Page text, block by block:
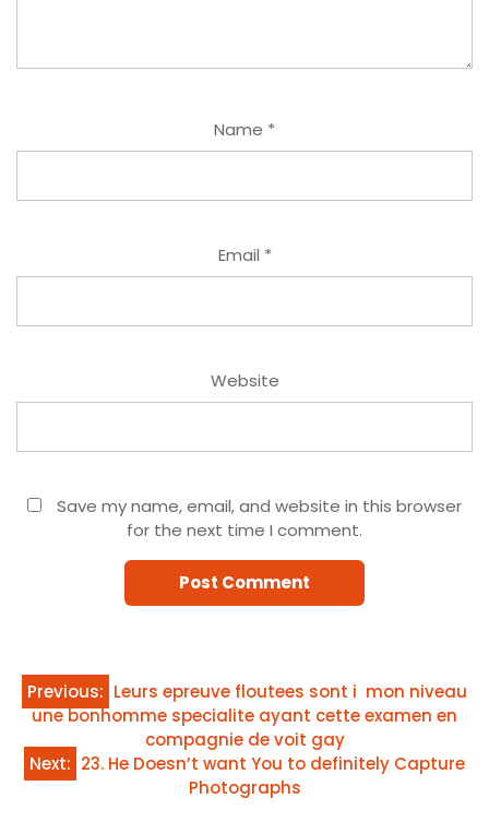
Name *
Email *
Website
Save my name, email, and website in this browser
for the next time I comment.
Post
navigation
Previous: Leurs epreuve floutees sont i mon niveau
une bonhomme specialite ayant cette examen en
compagnie de voit gay
Next: 23. He Doesn’t want You to definitely Capture
Photographs